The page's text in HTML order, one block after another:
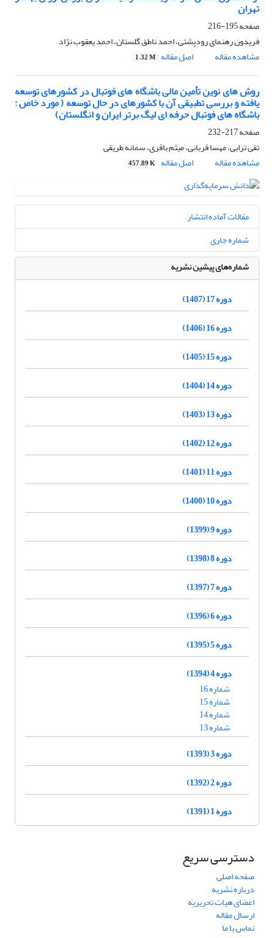
تهران
صفحه195-216
فریدون رهنمای رودپشتی، احمد ناطق گلستان، احمد یعقوب نژاد
مشاهده مقاله
اصل مقاله 1.32 M
روش های نوین تأمین مالی باشگاه های فوتبال در کشورهای توسعه
یافته و بررسی تطبیقی آن با کشورهای در حال توسعه ( مورد خاص :
باشگاه های فوتبال حرفه ای لیگ برتر ایران و انگلستان)
صفحه217-232
تقی ترابی، مهسا قربانی، میثم باقری، سمانه طریقی
مشاهده مقاله
اصل مقاله 457.89 K
مقالات آماده انتشار
شماره جاری
شماره‌های پیشین نشریه
دوره 17 (1407)
دوره 16 (1406)
دوره 15 (1405)
دوره 14 (1404)
دوره 13 (1403)
دوره 12 (1402)
دوره 11 (1401)
دوره 10 (1400)
دوره 9 (1399)
دوره 8 (1398)
دوره 7 (1397)
دوره 6 (1396)
دوره 5 (1395)
دوره 4 (1394)
شماره 16
شماره 15
شماره 14
شماره 13
دوره 3 (1393)
دوره 2 (1392)
دوره 1 (1391)
دسترسی سریع
صفحه اصلی
درباره نشریه
اعضای هیات تحریریه
ارسال مقاله
تماس با ما